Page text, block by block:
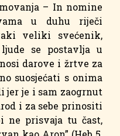
– In nomine
u duhu riječi
veliki svećenik,
se postavlja u
darove i žrtve za
suosjećati s onima
jer je i sam zaogrnut
i za sebe prinositi
ne prisvaja tu čast,